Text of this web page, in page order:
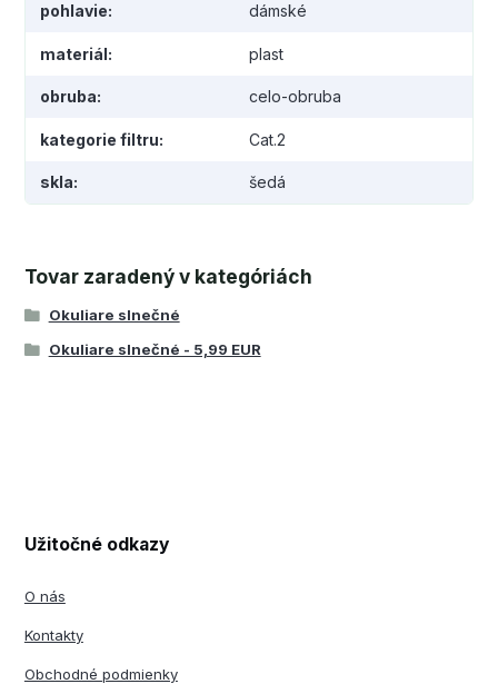
pohlavie dámské
materiál plast
obruba celo-obruba
kategorie filtru Cat.2
skla šedá
Tovar zaradený v kategóriách
Okuliare slnečné
Okuliare slnečné - 5,99 EUR
Užitočné odkazy
O nás
Kontakty
Obchodné podmienky